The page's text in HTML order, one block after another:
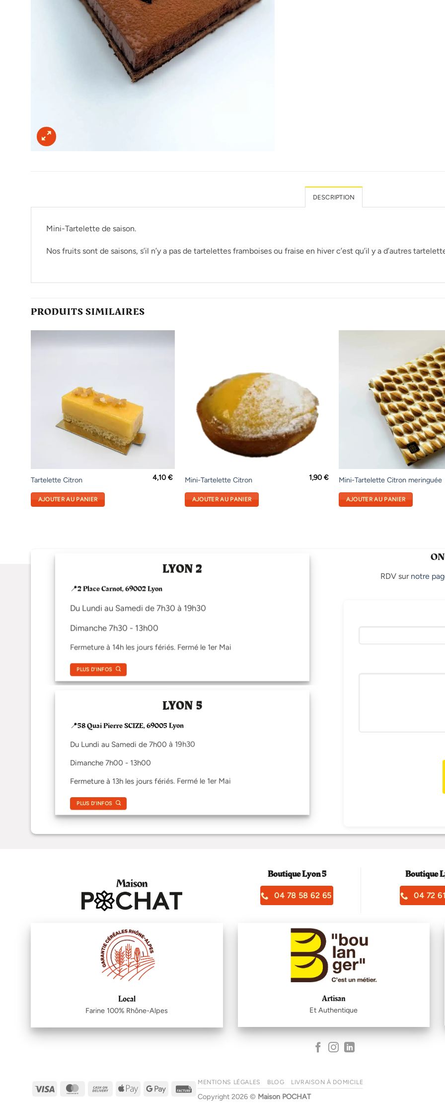
DESCRIPTION
Mini-Tartelette de saison.
Nos fruits sont de saisons, s’il n’y a pas de tartelettes framboises ou fraise en hiver c’est qu’il y a d’autres
PRODUITS SIMILAIRES
Tartelette Citron 4,10€
AJOUTER AU PANIER
Mini-Tartelette Citron 1,90€
AJOUTER AU PANIER
Mini-Tartelette Citron meringuée
AJOUTER AU PANIER
LYON 2
📍2 Place Carnot, 69002 Lyon
Du Lundi au Samedi de 7h30 à 19h30
Dimanche 7h30 - 13h00
Fermeture à 14h les jours fériés. Fermé le 1er Mai
PLUS D'INFOS
LYON 5
📍58 Quai Pierre SCIZE, 69005 Lyon
Du Lundi au Samedi de 7h00 à 19h30
Dimanche 7h00 - 13h00
Fermeture à 13h les jours fériés. Fermé le 1er Mai
PLUS D'INFOS
RDV sur notre
Boutique Lyon 5
04 78 58 62 65
Boutique
04 72
Local
Farine 100% Rhône-Alpes
Artisan
Et Authentique
Visa MasterCardCash
Apple
Google
Facture
MENTIONS LÉGALES BLOG LIVRAISON À DOMICILE
Copyright 2026 © Maison POCHAT